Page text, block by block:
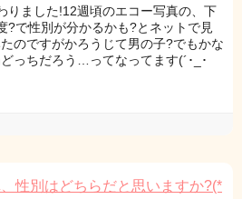
りました!12週頃のエコー写真の、下
?で性別が分かるかも?とネットで見
のですがかろうじて男の子?でもかな
っちだろう…ってなってます(´･_･
性別はどちらだと思いますか?(*